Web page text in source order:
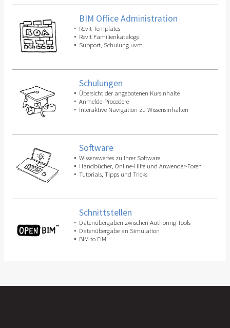
BIM Office Administration
Revit Templates
Revit Familienkataloge
Support, Schulung uvm.
Schulungen
Übersicht der angebotenen Kursinhalte
Anmelde-Procedere
Interaktive Navigation zu Wissensinhalten
Software
Wissenswertes zu Ihrer Software
Handbücher, Online-Hilfe und Anwender-Foren
Tutorials, Tipps und Tricks
Schnittstellen
Datenübergaben zwischen Authoring Tools
Datenübergabe an Simulation
BIM to FIM